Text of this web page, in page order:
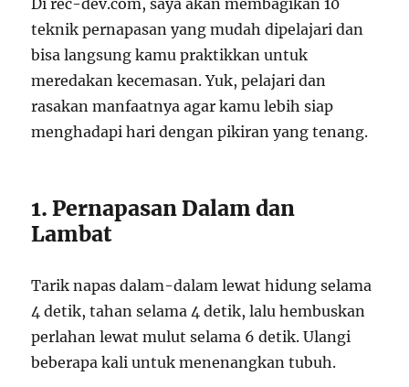
teknik pernapasan yang mudah dipelajari dan
bisa langsung kamu praktikkan untuk
meredakan kecemasan. Yuk, pelajari dan
rasakan manfaatnya agar kamu lebih siap
menghadapi hari dengan pikiran yang tenang.
1. Pernapasan Dalam dan
Lambat
Tarik napas dalam-dalam lewat hidung selama
4 detik, tahan selama 4 detik, lalu hembuskan
perlahan lewat mulut selama 6 detik. Ulangi
beberapa kali untuk menenangkan tubuh.